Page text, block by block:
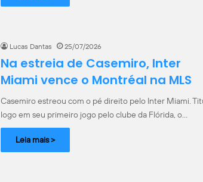
Lucas Dantas 25/07/2026
Na estreia de Casemiro, Inter
Miami vence o Montréal na MLS
Casemiro estreou com o pé direito pelo Inter Miami.
logo em seu primeiro jogo pelo clube da Flórida, o…
Leia mais >